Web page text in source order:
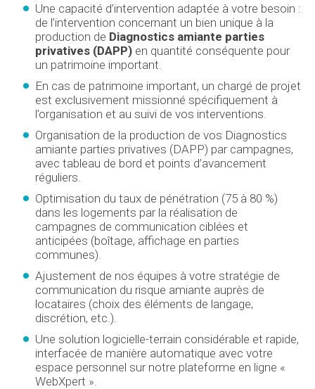
Une capacité d’intervention adaptée à votre besoin :
de l’intervention concernant un bien unique à la
production de Diagnostics amiante parties
privatives (DAPP) en quantité conséquente pour
un patrimoine important.
En cas de patrimoine important, un chargé de projet
est exclusivement missionné spécifiquement à
l’organisation et au suivi de vos interventions.
Organisation de la production de vos Diagnostics
amiante parties privatives (DAPP) par campagnes,
avec tableau de bord et points d’avancement
réguliers.
Optimisation du taux de pénétration (75 à 80 %)
dans les logements par la réalisation de
campagnes de communication ciblées et
anticipées (boîtage, affichage en parties
communes).
Ajustement de nos équipes à votre stratégie de
communication du risque amiante auprès de
locataires (choix des éléments de langage,
discrétion, etc.).
Une solution logicielle-terrain considérable et rapide,
interfacée de manière automatique avec votre
espace personnel sur notre plateforme en ligne «
WebXpert ».